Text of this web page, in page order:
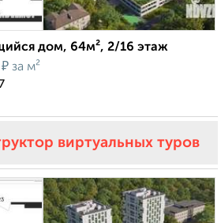
дом, 64м², 2/16 этаж
₽ за м²
виртуальных туров